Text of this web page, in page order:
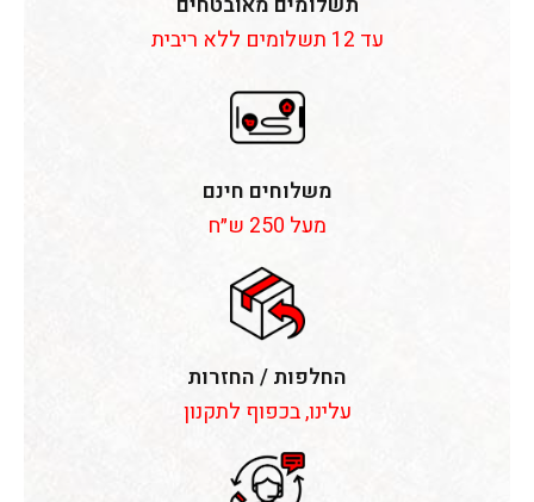
עד 12 תשלומים ללא ריבית
משלוחים חינם
מעל 250 ש״ח
החלפות / החזרות
עלינו, בכפוף לתקנון